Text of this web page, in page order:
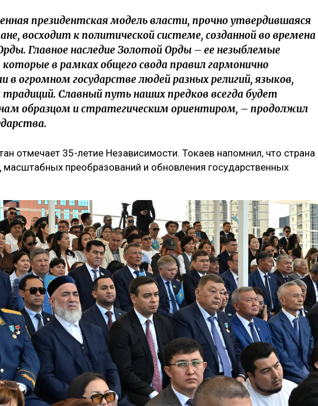
президентская модель власти, прочно утвердившаяся
восходит к политической системе, созданной во времена
Главное наследие Золотой Орды – ее незыблемые
которые в рамках общего свода правил гармонично
в огромном государстве людей разных религий, языков,
традиций. Славный путь наших предков всегда будет
образцом и стратегическим ориентиром, – продолжил
отмечает 35-летие Независимости. Токаев напомнил, что страна
масштабных преобразований и обновления государственных